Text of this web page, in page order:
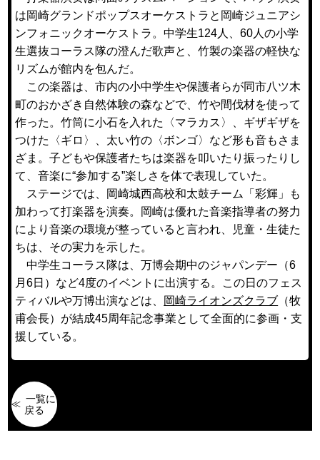
は岡崎グランドポップスオーケストラと岡崎ジュニアシ
ンフォニックオーケストラ。中学生124人、60人の小学
生選抜コーラス隊の澄んだ歌声と、竹製の楽器の軽快な
リズムが館内を包んだ。
この楽器は、市内の小中学生や保護者らが同市八ツ木
町のおかざき自然体験の森などで、竹や間伐材を使って
作った。竹筒に小石を入れた〈マラカス〉、ギザギザを
つけた〈ギロ〉、太い竹の〈ボンゴ〉など形も音もさま
ざま。子どもや保護者たちは楽器を叩いたり振ったりし
て、音楽に“参加する”楽しさを体で表現していた。
ステージでは、岡崎城西高校和太鼓チーム「彩輝」も
加わって打楽器を演奏。岡崎は優れた音楽指導者の努力
により音楽の環境が整っていると言われ、児童・生徒た
ちは、その実力を示した。
中学生コーラス隊は、万博会期中のジャパンデー（6
月6日）など4度のイベントに出演する。この日のフェス
ティバルや万博出演などは、
岡崎ライオンズクラブ （牧
甫会長）が結成45周年記念事業として全面的に参画・支
援している。
一覧に
戻る